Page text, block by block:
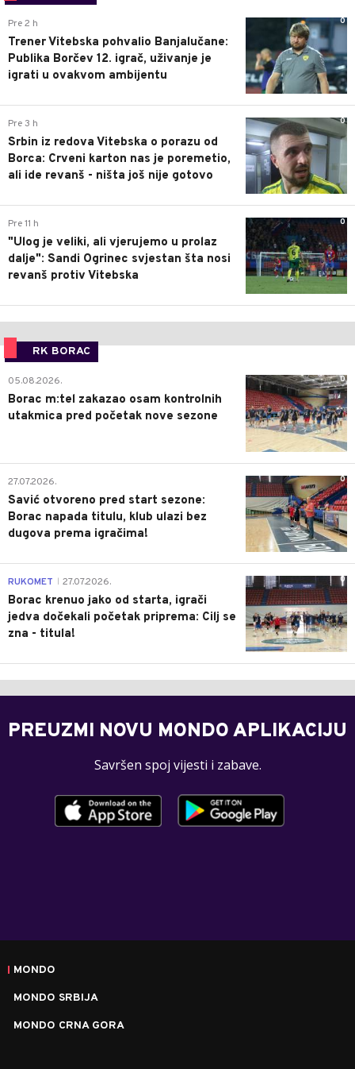
0
Pre 2 h
Trener Vitebska pohvalio Banjalučane:
Publika Borčev 12. igrač, uživanje je
igrati u ovakvom ambijentu
0
Pre 3 h
Srbin iz redova Vitebska o porazu od
Borca: Crveni karton nas je poremetio,
ali ide revanš - ništa još nije gotovo
0
Pre 11 h
"Ulog je veliki, ali vjerujemo u prolaz
dalje": Sandi Ogrinec svjestan šta nosi
revanš protiv Vitebska
RK BORAC
0
05.08.2026.
Borac m:tel zakazao osam kontrolnih
utakmica pred početak nove sezone
0
27.07.2026.
Savić otvoreno pred start sezone:
Borac napada titulu, klub ulazi bez
dugova prema igračima!
0
RUKOMET 27.07.2026.
Borac krenuo jako od starta, igrači
jedva dočekali početak priprema: Cilj se
zna - titula!
PREUZMI NOVU MONDO APLIKACIJU
Savršen spoj vijesti i zabave.
MONDO
MONDO SRBIJA
MONDO CRNA GORA